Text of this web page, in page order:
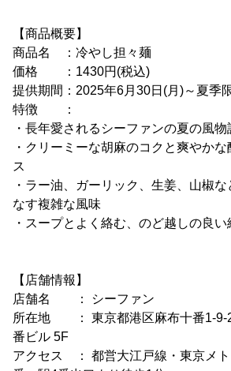
【商品概要】
商品名 ：冷やし担々麺
価格 ：1430円(税込)
提供期間：2025年6月30日(月)～夏季
特徴 ：
・長年愛されるシーファンの夏の風物
・クリーミーな胡麻のコクと爽やか
ス
・ラー油、ガーリック、生姜、山椒
なす複雑な風味
・スープとよく絡む、のど越しの良い
【店舗情報】
店舗名 ： シーファン
所在地 ： 東京都港区麻布十番1-9-
番ビル 5F
アクセス ： 都営大江戸線・東京メ